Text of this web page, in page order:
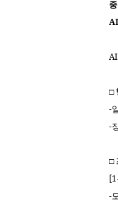
□
-
-
□
-